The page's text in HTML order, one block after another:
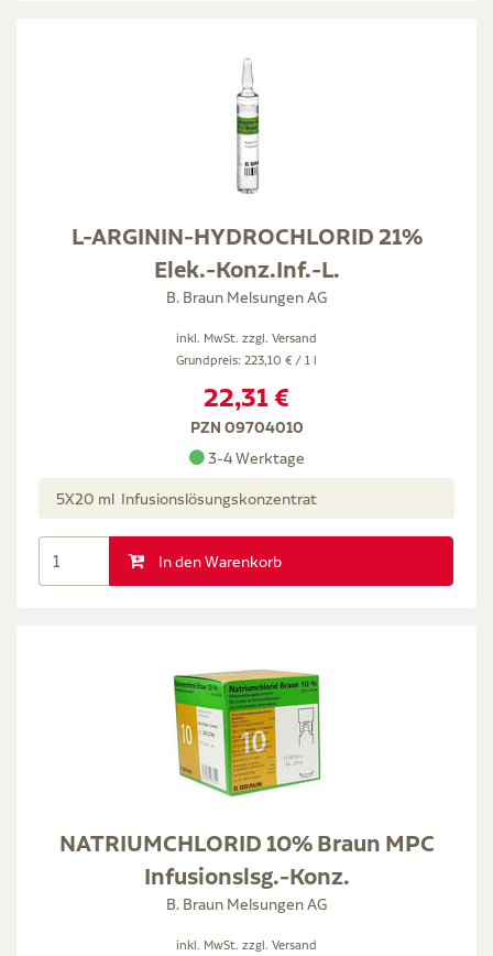
L-ARGININ-HYDROCHLORID 21%
Elek.-Konz.Inf.-L.
B. Braun Melsungen AG
inkl. MwSt. zzgl. Versand
Grundpreis: 223,10 € / 1 l
22,31 €
PZN 09704010
3-4 Werktage
5X20 ml Infusionslösungskonzentrat
In den Warenkorb
NATRIUMCHLORID 10% Braun MPC
Infusionslsg.-Konz.
B. Braun Melsungen AG
inkl. MwSt. zzgl. Versand